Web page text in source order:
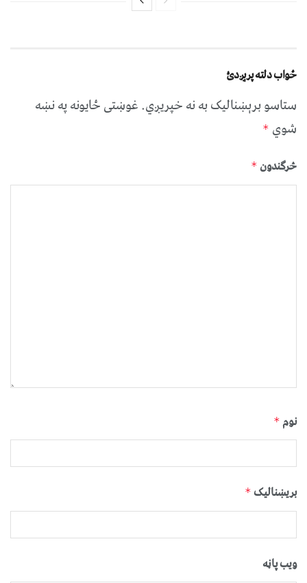
ځواب دلته پرېږدئ
ستاسو برېښناليک به نه خپريږي.غوښتى ځایونه په نښه
شوي *
څرگندون *
نوم *
بریښنالیک *
ویب پاڼه